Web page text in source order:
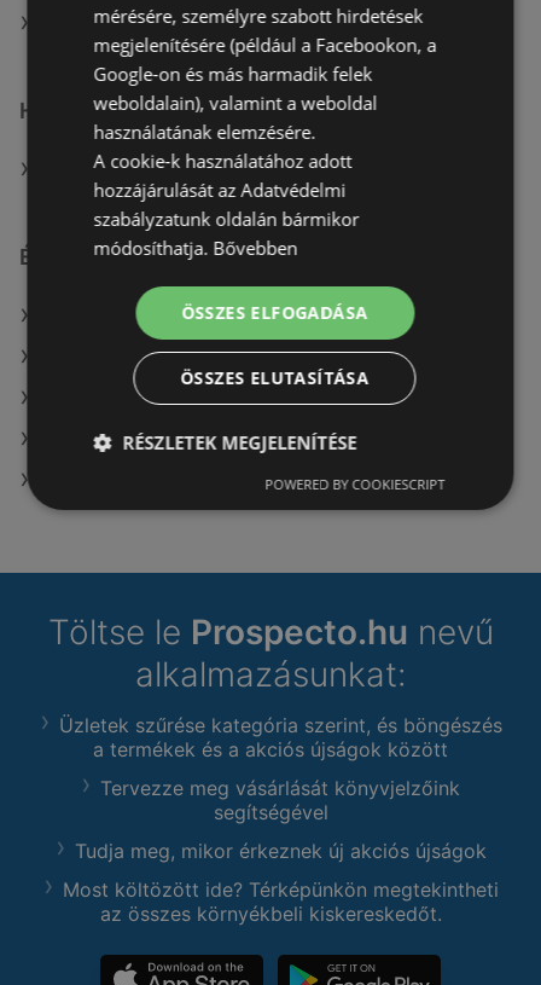
A(z) TEDi Distribution SAS üzletei itt: Szombathelyi
Hasonló kiskereskedők
A(z) KiK TEXTIL ÉS NON-FOOD KFT. (HU) ajánlatai
Érdeklődésre számot tartó elemek itt:
Top shop itt: Szegedi
A(z) Reál üzletei itt: Pannonhalma
A(z) BestByte üzletei itt: Marcali
OTP Bank itt: Tapolcai
TEDi poslovanje d.o.o. itt: Nyíregyházai
Töltse le Prospecto.hu nevű
alkalmazásunkat:
Üzletek szűrése kategória szerint, és böngészés
a termékek és a akciós újságok között
Tervezze meg vásárlását könyvjelzőink
segítségével
Tudja meg, mikor érkeznek új akciós újságok
Most költözött ide? Térképünkön megtekintheti
az összes környékbeli kiskereskedőt.
mérésére, személyre szabott hirdetések
megjelenítésére (például a Facebookon, a
Google-on és más harmadik felek
weboldalain), valamint a weboldal
használatának elemzésére.
A cookie-k használatához adott
hozzájárulását az Adatvédelmi
szabályzatunk oldalán bármikor
módosíthatja. Bővebben
ÖSSZES ELFOGADÁSA
ÖSSZES ELUTASÍTÁSA
RÉSZLETEK MEGJELENÍTÉSE
POWERED BY COOKIESCRIPT